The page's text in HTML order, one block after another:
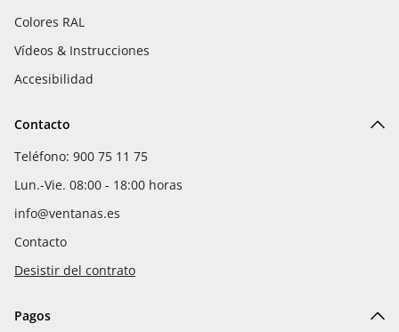
Colores RAL
Vídeos & Instrucciones
Accesibilidad
Contacto
Teléfono: 900 75 11 75
Lun.-Vie. 08:00 - 18:00 horas
info@ventanas.es
Contacto
Desistir del contrato
Pagos